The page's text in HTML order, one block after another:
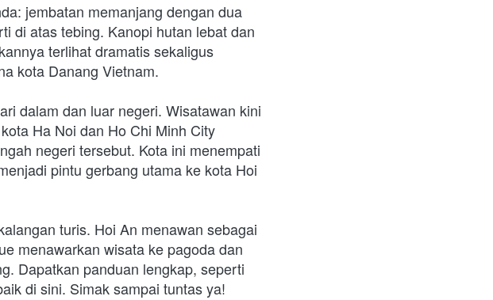
jembatan memanjang dengan dua
di atas tebing. Kanopi hutan lebat dan
terlihat dramatis sekaligus
kota Danang Vietnam.
dalam dan luar negeri. Wisatawan kini
Ha Noi dan Ho Chi Minh City
negeri tersebut. Kota ini menempati
pintu gerbang utama ke kota Hoi
turis. Hoi An menawan sebagai
menawarkan wisata ke pagoda dan
Dapatkan panduan lengkap, seperti
di sini. Simak sampai tuntas ya!